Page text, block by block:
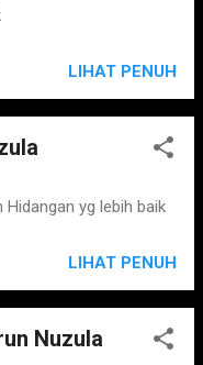
LIHAT PENUH
yg lebih baik
LIHAT PENUH
Nuzula